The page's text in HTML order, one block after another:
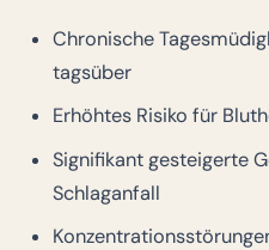
Chronische
tagsüber
Erhöhtes Risiko für
Signifikant gesteigerte
Schlaganfall